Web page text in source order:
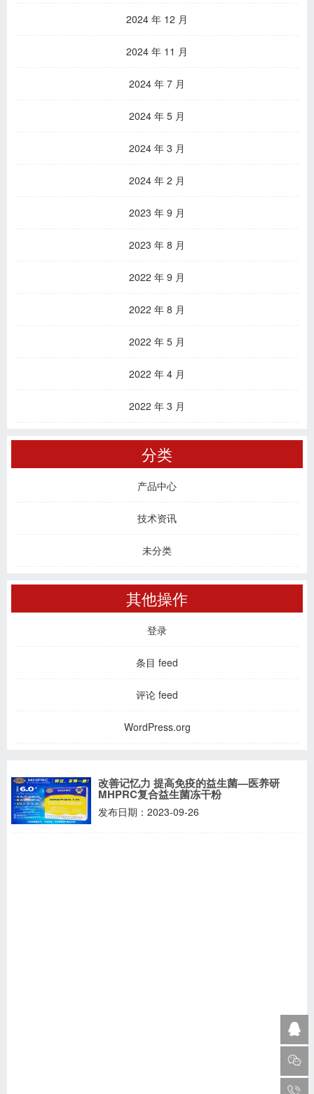
2024 年 12 月
2024 年 11 月
2024 年 7 月
2024 年 5 月
2024 年 3 月
2024 年 2 月
2023 年 9 月
2023 年 8 月
2022 年 9 月
2022 年 8 月
2022 年 5 月
2022 年 4 月
2022 年 3 月
分类
产品中心
技术资讯
未分类
其他操作
登录
条目 feed
评论 feed
WordPress.org
改善记忆力 提高免疫的益生菌—医养研
MHPRC复合益生菌冻干粉
发布日期：2023-09-26